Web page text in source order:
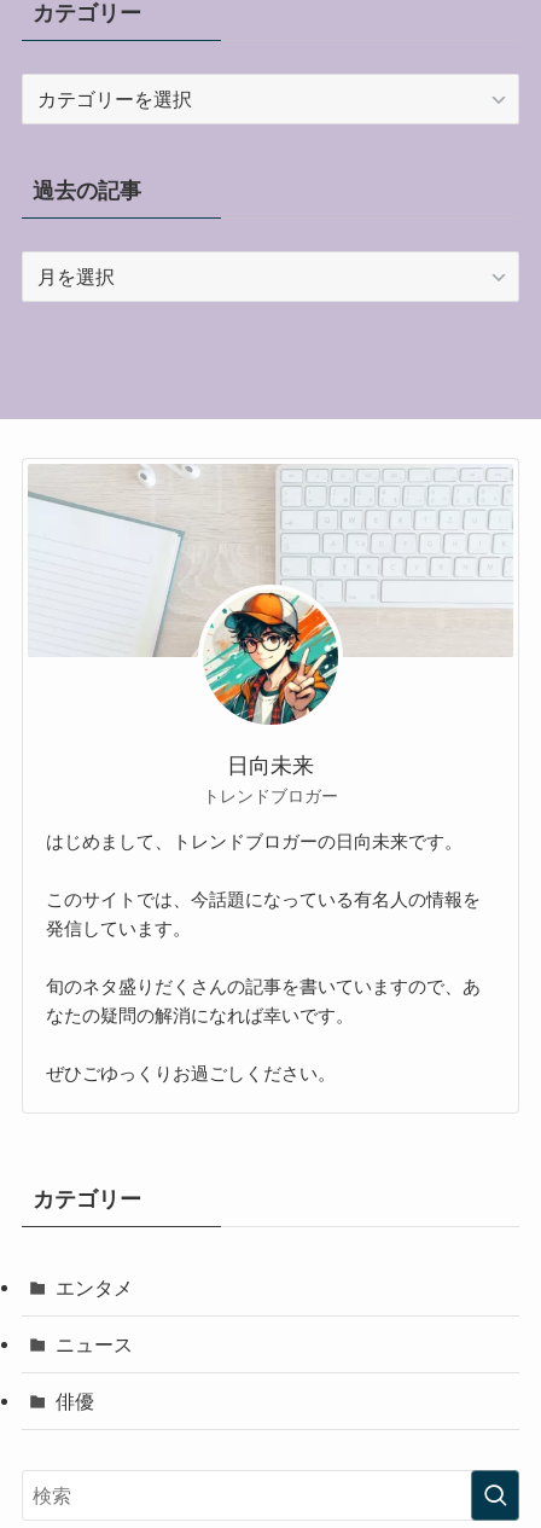
カテゴリー
リ
ー
過去の記事
日向未来
トレンドブロガー
はじめまして、トレンドブロガーの日向未来です。
このサイトでは、今話題になっている有名人の情報を
発信しています。
旬のネタ盛りだくさんの記事を書いていますので、あ
なたの疑問の解消になれば幸いです。
ぜひごゆっくりお過ごしください。
カテゴリー
エンタメ
ニュース
俳優